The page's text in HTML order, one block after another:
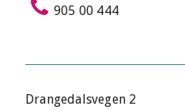
905 00 444
Drangedalsvegen 2